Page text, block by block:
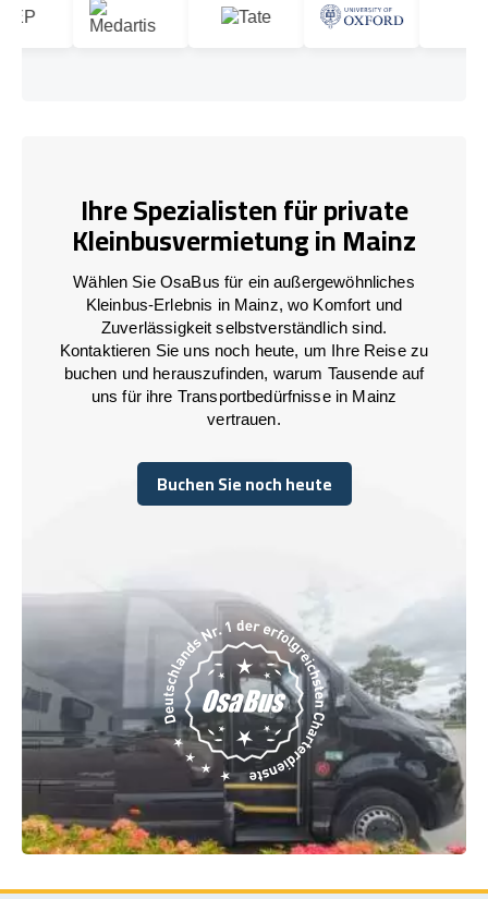
Ihre Spezialisten für private
Kleinbusvermietung in Mainz
Wählen Sie OsaBus für ein außergewöhnliches
Kleinbus-Erlebnis in Mainz, wo Komfort und
Zuverlässigkeit selbstverständlich sind.
Kontaktieren Sie uns noch heute, um Ihre Reise zu
buchen und herauszufinden, warum Tausende auf
uns für ihre Transportbedürfnisse in Mainz
vertrauen.
Buchen Sie noch heute
Buchen Sie noch heute